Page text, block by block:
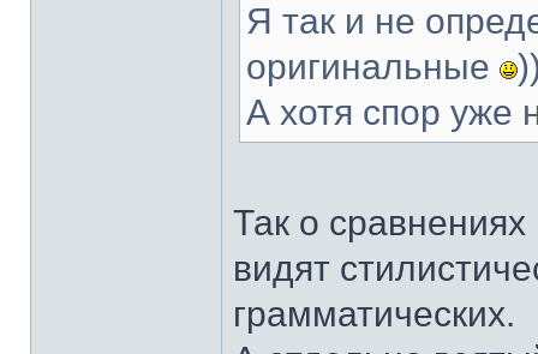
Я так и не
оригинальные
А хотя спор уже
Так о
видят
грамматических.